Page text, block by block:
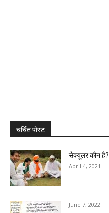
चर्चित पोस्ट
सेक्यूलर कौन है?
April 4, 2021
June 7, 2022